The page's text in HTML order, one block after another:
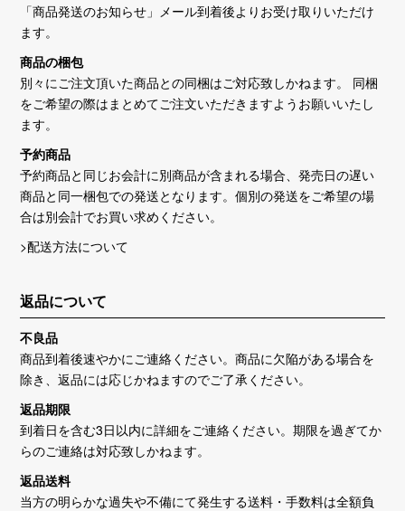
「商品発送のお知らせ」メール到着後よりお受け取りいただけ
ます。
商品の梱包
別々にご注文頂いた商品との同梱はご対応致しかねます。 同梱
をご希望の際はまとめてご注文いただきますようお願いいたし
ます。
予約商品
予約商品と同じお会計に別商品が含まれる場合、発売日の遅い
商品と同一梱包での発送となります。個別の発送をご希望の場
合は別会計でお買い求めください。
>配送方法について
返品について
不良品
商品到着後速やかにご連絡ください。商品に欠陥がある場合を
除き、返品には応じかねますのでご了承ください。
返品期限
到着日を含む3日以内に詳細をご連絡ください。期限を過ぎてか
らのご連絡は対応致しかねます。
返品送料
当方の明らかな過失や不備にて発生する送料・手数料は全額負